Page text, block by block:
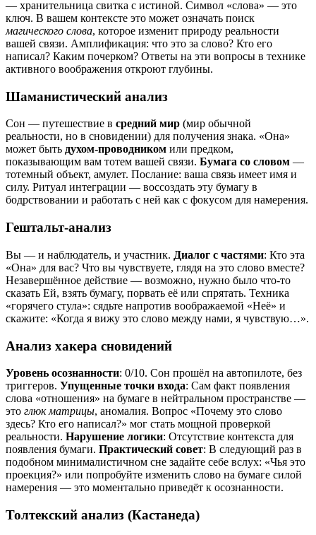
— хранительница свитка с истиной. Символ «слова» — это
ключ. В вашем контексте это может означать поиск
магического слова, которое изменит природу реальности
вашей связи. Амплификация: что это за слово? Кто его
написал? Каким почерком? Ответы на эти вопросы в технике
активного воображения откроют глубины.
Шаманистический анализ
Сон — путешествие в средний мир (мир обычной
реальности, но в сновидении) для получения знака. «Она»
может быть духом-проводником или предком,
показывающим вам тотем вашей связи. Бумага со словом —
тотемный объект, амулет. Послание: ваша связь имеет имя и
силу. Ритуал интеграции — воссоздать эту бумагу в
бодрствовании и работать с ней как с фокусом для намерения.
Гештальт-анализ
Вы — и наблюдатель, и участник. Диалог с частями: Кто эта
«Она» для вас? Что вы чувствуете, глядя на это слово вместе?
Незавершённое действие — возможно, нужно было что-то
сказать Ей, взять бумагу, порвать её или спрятать. Техника
«горячего стула»: сядьте напротив воображаемой «Неё» и
скажите: «Когда я вижу это слово между нами, я чувствую…».
Анализ хакера сновидений
Уровень осознанности: 0/10. Сон прошёл на автопилоте, без
триггеров. Упущенные точки входа: Сам факт появления
слова «отношения» на бумаге в нейтральном пространстве —
это глюк матрицы, аномалия. Вопрос «Почему это слово
здесь? Кто его написал?» мог стать мощной проверкой
реальности. Нарушение логики: Отсутствие контекста для
появления бумаги. Практический совет: В следующий раз в
подобном минималистичном сне задайте себе вслух: «Чья это
проекция?» или попробуйте изменить слово на бумаге силой
намерения — это моментально приведёт к осознанности.
Толтекский анализ (Кастанеда)